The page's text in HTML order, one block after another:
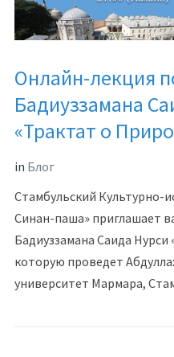
Онлайн-лекция
Бадиуззамана
«Трактат о
in Блог
Стамбульский Культурно-
Синан-паша» приглашает
Бадиуззамана Саида
которую проведет
университет Мармара,